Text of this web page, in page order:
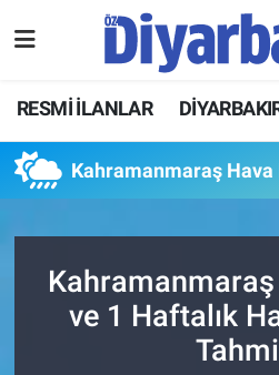
RESMİ İLANLAR
Kahramanmaraş Hava
Kahramanmaraş
ve 1 Haftalık
ASAYİŞ
DİYARBAKIR
GÜNDEM
Hava Durumu
Namaz Vakitleri
Süper Lig Puan Durumu